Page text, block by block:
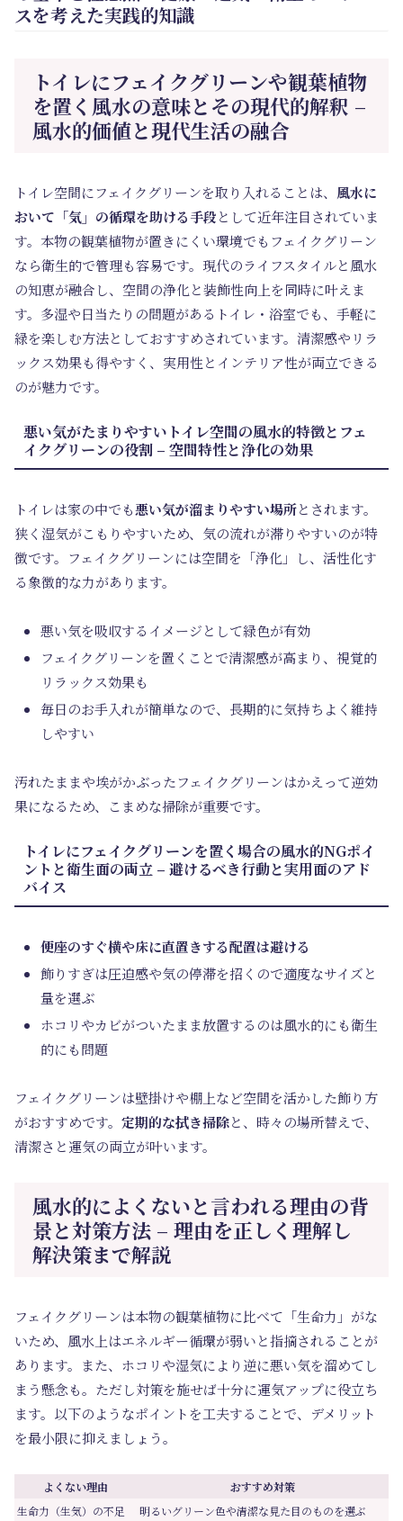
スを考えた実践的知識
トイレにフェイクグリーンや観葉植物
を置く風水の意味とその現代的解釈 –
風水的価値と現代生活の融合
トイレ空間にフェイクグリーンを取り入れることは、 風水に
おいて「気」の循環を助ける手段として近年注目されていま
す。本物の観葉植物が置きにくい環境でもフェイクグリーン
なら衛生的で管理も容易です。現代のライフスタイルと風水
の知恵が融合し、空間の浄化と装飾性向上を同時に叶えま
す。多湿や日当たりの問題があるトイレ・浴室でも、手軽に
緑を楽しむ方法としておすすめされています。清潔感やリラ
ックス効果も得やすく、実用性とインテリア性が両立できる
のが魅力です。
悪い気がたまりやすいトイレ空間の風水的特徴とフェ
イクグリーンの役割 – 空間特性と浄化の効果
トイレは家の中でも悪い気が溜まりやすい場所とされます。
狭く湿気がこもりやすいため、気の流れが滞りやすいのが特
徴です。フェイクグリーンには空間を「浄化」し、活性化す
る象徴的な力があります。
悪い気を吸収するイメージとして緑色が有効
フェイクグリーンを置くことで清潔感が高まり、視覚的
リラックス効果も
毎日のお手入れが簡単なので、長期的に気持ちよく維持
しやすい
汚れたままや埃がかぶったフェイクグリーンはかえって逆効
果になるため、こまめな掃除が重要です。
トイレにフェイクグリーンを置く場合の風水的NGポイ
ントと衛生面の両立 – 避けるべき行動と実用面のアド
バイス
便座のすぐ横や床に直置きする配置は避ける
飾りすぎは圧迫感や気の停滞を招くので適度なサイズと
量を選ぶ
ホコリやカビがついたまま放置するのは風水的にも衛生
的にも問題
フェイクグリーンは壁掛けや棚上など空間を活かした飾り方
がおすすめです。 定期的な拭き掃除と、時々の場所替えで、
清潔さと運気の両立が叶います。
風水的によくないと言われる理由の背
景と対策方法 – 理由を正しく理解し
解決策まで解説
フェイクグリーンは本物の観葉植物に比べて「生命力」がな
いため、風水上はエネルギー循環が弱いと指摘されることが
あります。また、ホコリや湿気により逆に悪い気を溜めてし
まう懸念も。ただし対策を施せば十分に運気アップに役立ち
ます。以下のようなポイントを工夫することで、デメリット
を最小限に抑えましょう。
よくない理由
おすすめ対策
生命力（生気）の不足
明るいグリーン色や清潔な見た目のものを選ぶ